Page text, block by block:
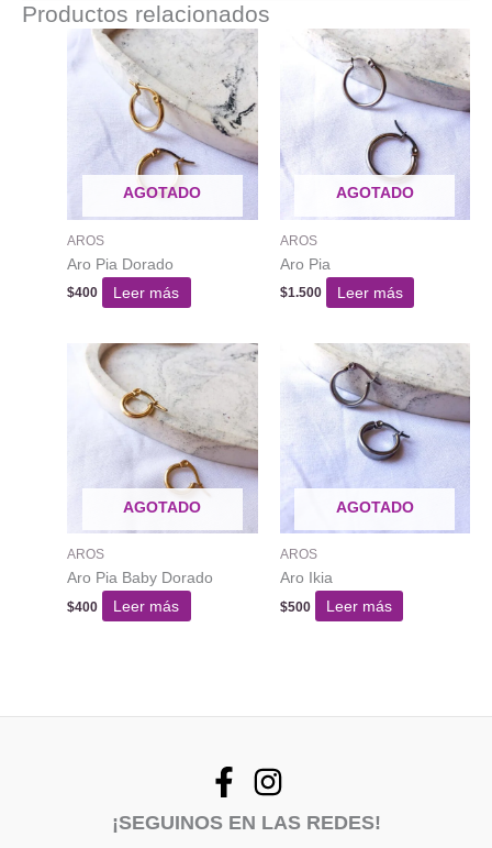
Productos relacionados
AGOTADO
AROS
Aro Pia Dorado
$400 Leer más
AGOTADO
AROS
Aro Pia
$1.500 Leer más
AGOTADO
AROS
Aro Pia Baby Dorado
$400 Leer más
AGOTADO
AROS
Aro Ikia
$500 Leer más
¡SEGUINOS EN LAS REDES!